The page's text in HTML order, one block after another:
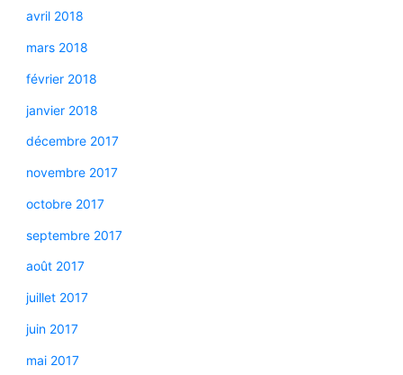
avril 2018
mars 2018
février 2018
janvier 2018
décembre 2017
novembre 2017
octobre 2017
septembre 2017
août 2017
juillet 2017
juin 2017
mai 2017